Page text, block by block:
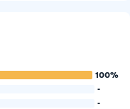
100%
-
-